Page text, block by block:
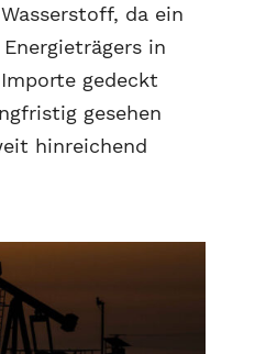
da ein
in
gedeckt
gesehen
hinreichend